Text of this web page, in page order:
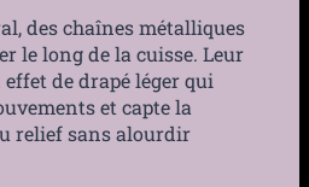
des chaînes métalliques
le long de la cuisse. Leur
de drapé léger qui
et capte la
relief sans alourdir